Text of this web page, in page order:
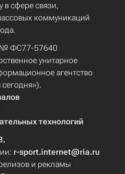
в сфере связи,
коммуникаций
№ ФС77-57640
унитарное
агентство
технологий
r-sport.internet@ria.ru
и рекламы